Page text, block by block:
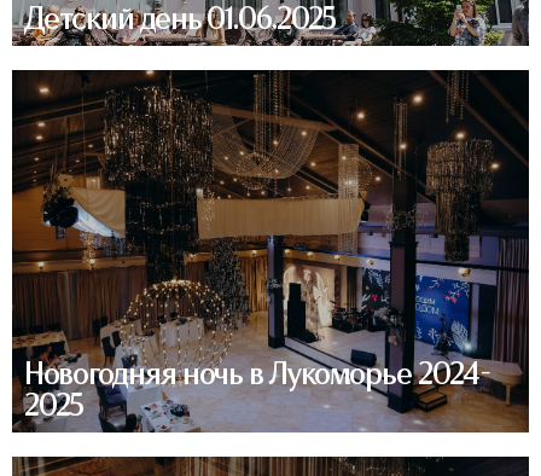
Детский день 01.06.2025
Новогодняя ночь в Лукоморье 2024-
2025